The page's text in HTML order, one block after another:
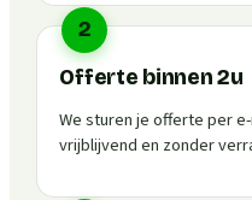
2
Offerte binnen 2u
We sturen je offerte per
vrijblijvend en zonder